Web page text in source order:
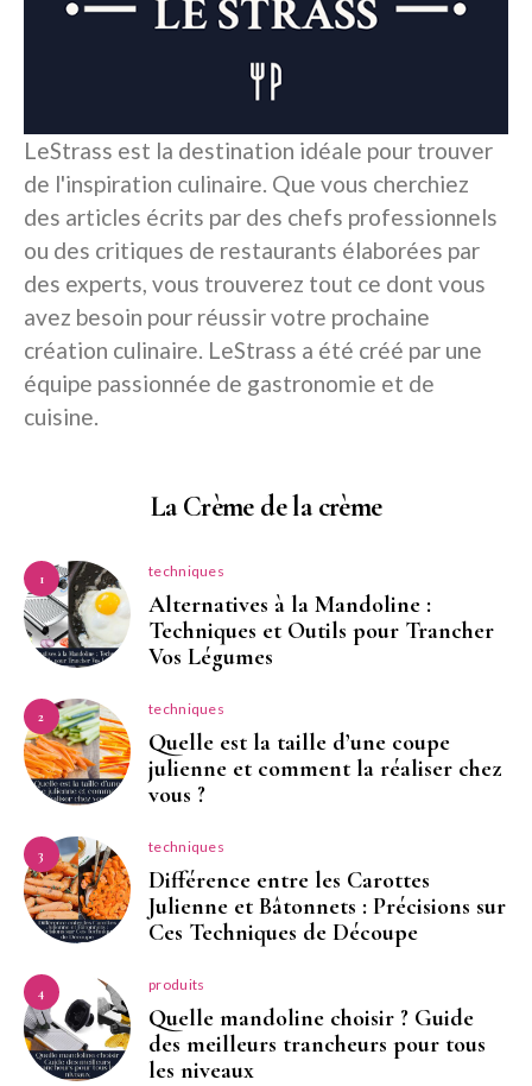
LeStrass est la destination idéale pour trouver
de l'inspiration culinaire. Que vous cherchiez
des articles écrits par des chefs professionnels
ou des critiques de restaurants élaborées par
des experts, vous trouverez tout ce dont vous
avez besoin pour réussir votre prochaine
création culinaire. LeStrass a été créé par une
équipe passionnée de gastronomie et de
cuisine.
La Crème de la crème
1 techniques
Alternatives à la Mandoline :
Techniques et Outils pour Trancher
Vos Légumes
2 techniques
Quelle est la taille d’une coupe
julienne et comment la réaliser chez
vous ?
3 techniques
Différence entre les Carottes
Julienne et Bâtonnets : Précisions sur
Ces Techniques de Découpe
4 produits
Quelle mandoline choisir ? Guide
des meilleurs trancheurs pour tous
les niveaux